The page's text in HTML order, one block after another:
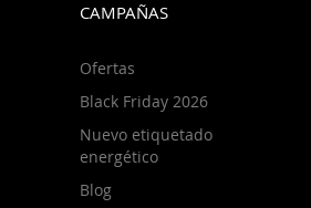
CAMPAÑAS
Ofertas
Black Friday 2026
Nuevo etiquetado
energético
Blog